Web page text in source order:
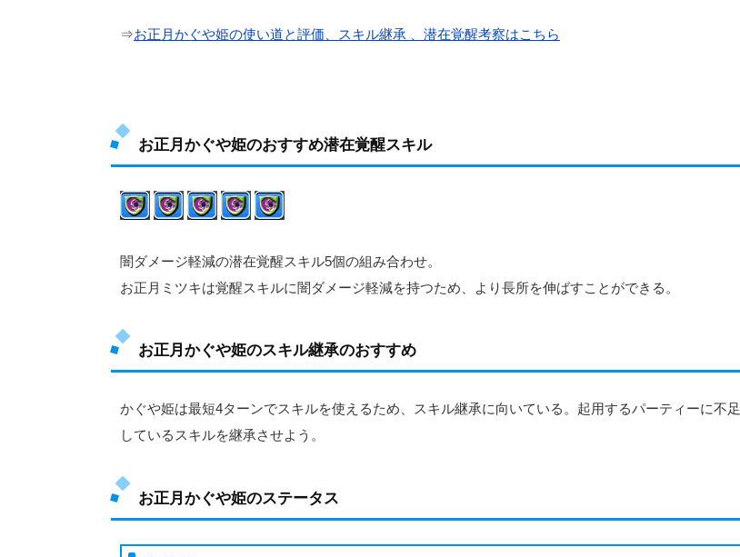
⇒お正月かぐや姫の使い道と評価、スキル継承 、潜在覚醒考察はこちら
お正月かぐや姫のおすすめ潜在覚醒スキル
闇ダメージ軽減の潜在覚醒スキル5個の組み合わせ。
お正月ミツキは覚醒スキルに闇ダメージ軽減を持つため、より長所を伸ばすことができる。
お正月かぐや姫のスキル継承のおすすめ
かぐや姫は最短4ターンでスキルを使えるため、スキル継承に向いている。起用するパーティーに不足
しているスキルを継承させよう。
お正月かぐや姫のステータス